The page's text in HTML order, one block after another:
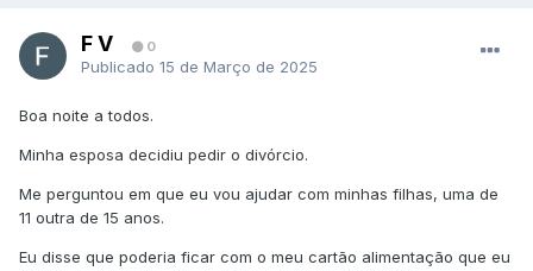
F V 0
Publicado 15 de Março de 2025
Boa noite a todos.
Minha esposa decidiu pedir o divórcio.
Me perguntou em que eu vou ajudar com minhas filhas, uma de
11 outra de 15 anos.
Eu disse que poderia ficar com o meu cartão alimentação que eu